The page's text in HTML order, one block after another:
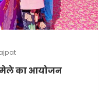
मेले का आयोजन